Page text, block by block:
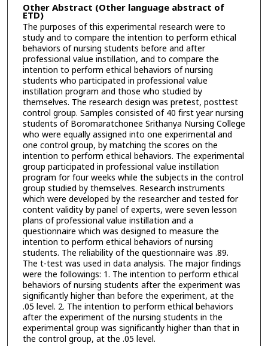
Other Abstract (Other language abstract of
ETD)
The purposes of this experimental research were to
study and to compare the intention to perform ethical
behaviors of nursing students before and after
professional value instillation, and to compare the
intention to perform ethical behaviors of nursing
students who participated in professional value
instillation program and those who studied by
themselves. The research design was pretest, posttest
control group. Samples consisted of 40 first year nursing
students of Boromaratchonee Srithanya Nursing College
who were equally assigned into one experimental and
one control group, by matching the scores on the
intention to perform ethical behaviors. The experimental
group participated in professional value instillation
program for four weeks while the subjects in the control
group studied by themselves. Research instruments
which were developed by the researcher and tested for
content validity by panel of experts, were seven lesson
plans of professional value instillation and a
questionnaire which was designed to measure the
intention to perform ethical behaviors of nursing
students. The reliability of the questionnaire was .89.
The t-test was used in data analysis. The major findings
were the followings: 1. The intention to perform ethical
behaviors of nursing students after the experiment was
significantly higher than before the experiment, at the
.05 level. 2. The intention to perform ethical behaviors
after the experiment of the nursing students in the
experimental group was significantly higher than that in
the control group, at the .05 level.